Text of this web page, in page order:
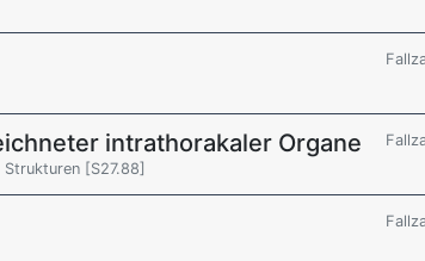
intrathorakaler Organe
[S27.88]